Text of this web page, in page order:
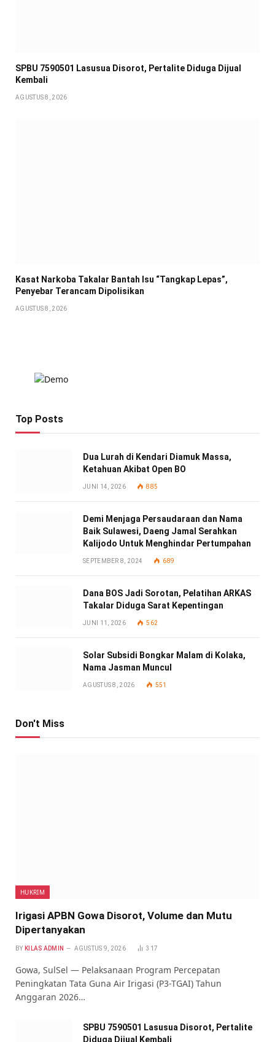
SPBU 7590501 Lasusua Disorot, Pertalite Diduga Dijual
Kembali
AGUSTUS 8, 2026
Kasat Narkoba Takalar Bantah Isu “Tangkap Lepas”,
Penyebar Terancam Dipolisikan
AGUSTUS 8, 2026
Top Posts
Dua Lurah di Kendari Diamuk Massa,
Ketahuan Akibat Open BO
JUNI 14, 2026 885
Demi Menjaga Persaudaraan dan Nama
Baik Sulawesi, Daeng Jamal Serahkan
Kalijodo Untuk Menghindar Pertumpahan
SEPTEMBER 8, 2024 689
Dana BOS Jadi Sorotan, Pelatihan ARKAS
Takalar Diduga Sarat Kepentingan
JUNI 11, 2026 562
Solar Subsidi Bongkar Malam di Kolaka,
Nama Jasman Muncul
AGUSTUS 8, 2026 551
Don't Miss
HUKRIM
Irigasi APBN Gowa Disorot, Volume dan Mutu
Dipertanyakan
BY KILAS ADMIN AGUSTUS 9, 2026 317
Gowa, SulSel — Pelaksanaan Program Percepatan
Peningkatan Tata Guna Air Irigasi (P3-TGAI) Tahun
Anggaran 2026…
SPBU 7590501 Lasusua Disorot, Pertalite
Diduga Dijual Kembali